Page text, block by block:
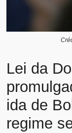
Lei da
ida de
regime